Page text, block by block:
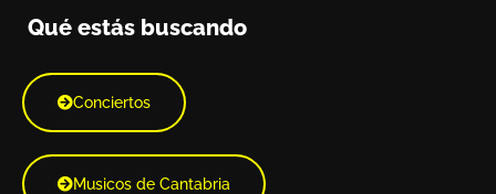
Qué estás buscando
Conciertos
Musicos de Cantabria